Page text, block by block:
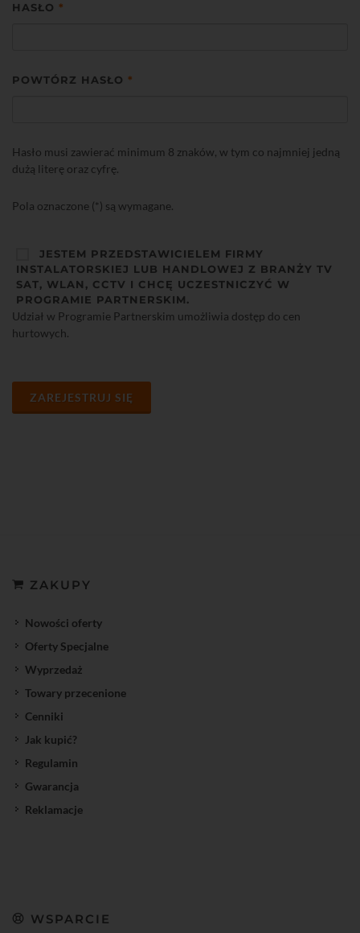
HASŁO *
POWTÓRZ HASŁO *
Hasło musi zawierać minimum 8 znaków, w tym co najmniej jedną
dużą literę oraz cyfrę.
Pola oznaczone (*) są wymagane.
JESTEM PRZEDSTAWICIELEM FIRMY
INSTALATORSKIEJ LUB HANDLOWEJ Z BRANŻY TV
SAT, WLAN, CCTV I CHCĘ UCZESTNICZYĆ W
PROGRAMIE PARTNERSKIM.
Udział w Programie Partnerskim umożliwia dostęp do cen
hurtowych.
ZAREJESTRUJ SIĘ
ZAKUPY
Nowości oferty
Oferty Specjalne
Wyprzedaż
Towary przecenione
Cenniki
Jak kupić?
Regulamin
Gwarancja
Reklamacje
WSPARCIE